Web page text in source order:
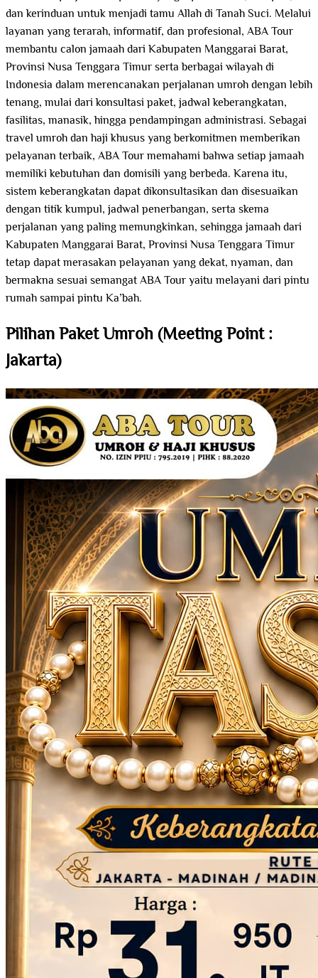
dan kerinduan untuk menjadi tamu Allah di Tanah Suci. Melalui
layanan yang terarah, informatif, dan profesional, ABA Tour
membantu calon jamaah dari Kabupaten Manggarai Barat,
Provinsi Nusa Tenggara Timur serta berbagai wilayah di
Indonesia dalam merencanakan perjalanan umroh dengan lebih
tenang, mulai dari konsultasi paket, jadwal keberangkatan,
fasilitas, manasik, hingga pendampingan administrasi. Sebagai
travel umroh dan haji khusus yang berkomitmen memberikan
pelayanan terbaik, ABA Tour memahami bahwa setiap jamaah
memiliki kebutuhan dan domisili yang berbeda. Karena itu,
sistem keberangkatan dapat dikonsultasikan dan disesuaikan
dengan titik kumpul, jadwal penerbangan, serta skema
perjalanan yang paling memungkinkan, sehingga jamaah dari
Kabupaten Manggarai Barat, Provinsi Nusa Tenggara Timur
tetap dapat merasakan pelayanan yang dekat, nyaman, dan
bermakna sesuai semangat ABA Tour yaitu melayani dari pintu
rumah sampai pintu Ka’bah.
Pilihan Paket Umroh (Meeting Point :
Jakarta)